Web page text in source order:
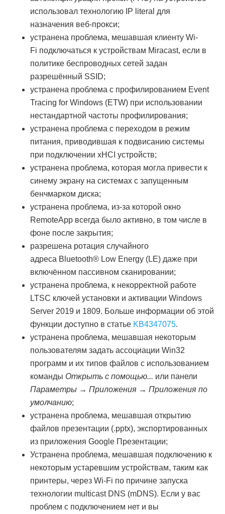
использовал технологию IP literal для
назначения веб-прокси;
устранена проблема, мешавшая клиенту Wi-
Fi подключаться к устройствам Miracast, если в
политике беспроводных сетей задан
разрешённый SSID;
устранена проблема с профилированием Event
Tracing for Windows (ETW) при использовании
нестандартной частоты профилирования;
устранена проблема с переходом в режим
питания, приводившая к подвисанию системы
при подключении xHCI устройств;
устранена проблема, которая могла привести к
синему экрану на системах с запущенным
бенчмарком диска;
устранена проблема, из-за которой окно
RemoteApp всегда было активно, в том числе в
фоне после закрытия;
разрешена ротация случайного
адреса Bluetooth® Low Energy (LE) даже при
включённом пассивном сканировании;
устранена проблема, к некорректной работе
LTSC ключей установки и активации Windows
Server 2019 и 1809. Больше информации об этой
функции доступно в статье KB4347075.
устранена проблема, мешавшая некоторым
пользователям задать ассоциации Win32
программ и их типов файлов с использованием
команды Открыть с помощью... или панели
Параметры → Приложения → Приложения по
умолчанию;
устранена проблема, мешавшая открытию
файлов презентации (.pptx), экспортированных
из приложения Google Презентации;
Устранена проблема, мешавшая подключению к
некоторым устаревшим устройствам, таким как
принтеры, через Wi-Fi по причине запуска
технологии multicast DNS (mDNS). Если у вас
проблем с подключением нет и вы